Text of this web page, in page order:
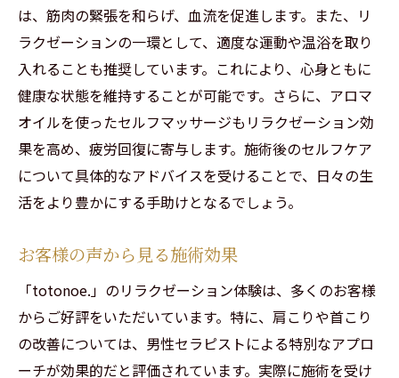
は、筋肉の緊張を和らげ、血流を促進します。また、リ
ラクゼーションの一環として、適度な運動や温浴を取り
入れることも推奨しています。これにより、心身ともに
健康な状態を維持することが可能です。さらに、アロマ
オイルを使ったセルフマッサージもリラクゼーション効
果を高め、疲労回復に寄与します。施術後のセルフケア
について具体的なアドバイスを受けることで、日々の生
活をより豊かにする手助けとなるでしょう。
お客様の声から見る施術効果
「totonoe.」のリラクゼーション体験は、多くのお客様
からご好評をいただいています。特に、肩こりや首こり
の改善については、男性セラピストによる特別なアプロ
ーチが効果的だと評価されています。実際に施術を受け